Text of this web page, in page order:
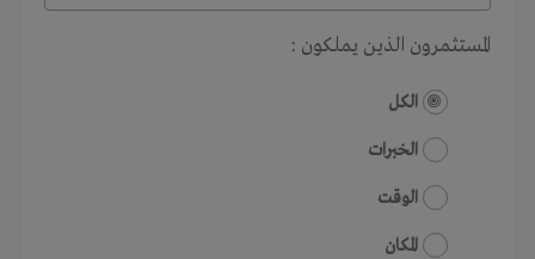
المستثمرون الذين يملكون :
الكل
الخبرات
الوقت
المكان